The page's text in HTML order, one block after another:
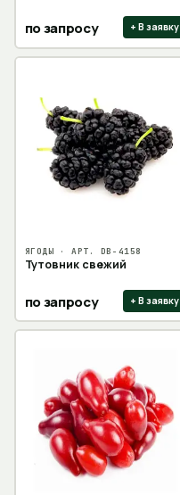
по запросу + В заявку
ЯГОДЫ · АРТ. DB-4158
Тутовник свежий
по запросу + В заявку